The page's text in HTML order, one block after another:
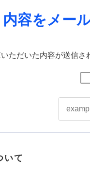
容をメー
ただいた内容が送信さ
いて